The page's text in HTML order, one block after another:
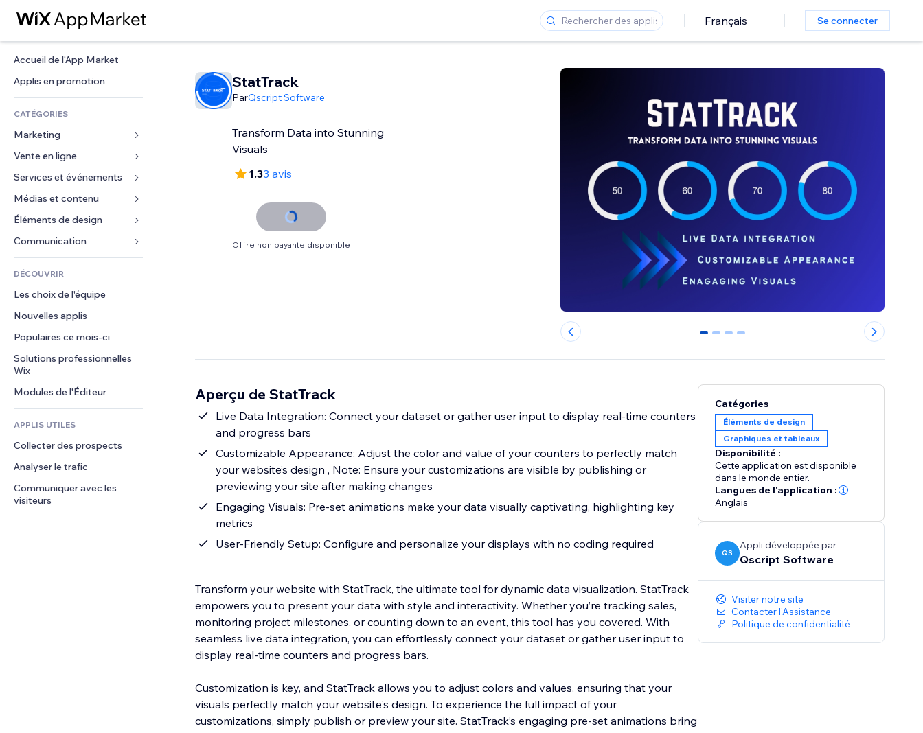
Français Se connecter
Accueil de l'App Market
Applis en promotion
CATÉGORIES
Marketing
Publicités
Mobile
Données analytiques
Réseaux sociaux
Classement de sites
E-mail
Vente en ligne
Applis pour les boutiques
Expédition et livraison
Boutons Vente
Comptabilité
Coupons et fidélisation
Solutions d'entreposage
Financement participatif
Alimentation et boissons
Services et événements
Hôtels
Événements
Restaurants
Immobilier
Réservations
Médias et contenu
Galerie
Musique
Podcasts
Photographie
Vidéo
PDF
Partage de fichiers
Actualités
Services de contenu
Effets de texte
Éléments de design
Cartes et navigation
Confidentialité
Horloge
Modèles de pages
Effets sur images
Boutons et menus
Bannières et badges
Calculateurs
Rechercher
Formulaires
Sondages
Chat
Commentaires
Téléphone
Communauté
Avis et commentaires
DÉCOUVRIR
Les choix de l'équipe
Nouvelles applis
Populaires ce mois‑ci
Solutions professionnelles
Wix
Modules de l'Éditeur
APPLIS UTILES
Collecter des prospects
Analyser le trafic
Communiquer avec les
visiteurs
StatTrack
ParQscript Software
Transform Data into Stunning
Visuals
1.33 avis
Offre non payante disponible
0 1 2 3
Aperçu de StatTrack
Live Data Integration: Connect your dataset or gather user input to display real-time counters
and progress bars
Customizable Appearance: Adjust the color and value of your counters to perfectly match
your website’s design , Note: Ensure your customizations are visible by publishing or
previewing your site after making changes
Engaging Visuals: Pre-set animations make your data visually captivating, highlighting key
metrics
User-Friendly Setup: Configure and personalize your displays with no coding required
Transform your website with StatTrack, the ultimate tool for dynamic data visualization. StatTrack
empowers you to present your data with style and interactivity. Whether you’re tracking sales,
monitoring project milestones, or counting down to an event, this tool has you covered. With
seamless live data integration, you can effortlessly connect your dataset or gather user input to
display real-time counters and progress bars.
Customization is key, and StatTrack allows you to adjust colors and values, ensuring that your
visuals perfectly match your website's design. To experience the full impact of your
customizations, simply publish or preview your site. StatTrack’s engaging pre-set animations bring
Catégories
Éléments de design
Graphiques et tableaux
Disponibilité :
Cette application est disponible
dans le monde entier.
Langues de l'application :
Anglais
QS
Appli développée par
Qscript Software
Visiter notre site
Contacter l'Assistance
Politique de confidentialité